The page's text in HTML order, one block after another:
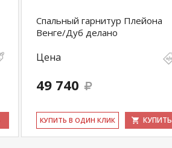
Спальный гарнитур Плейона
Венге/Дуб делано
Цена
49 740
КУ­ПИТЬ В ОДИН КЛИК КУПИТЬ